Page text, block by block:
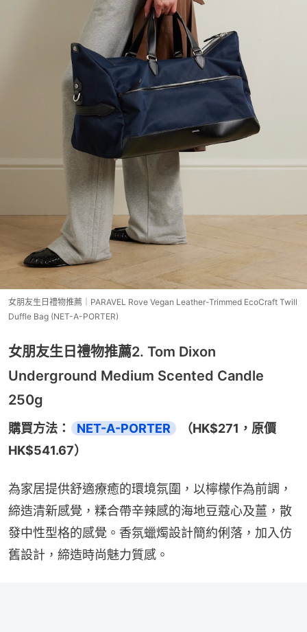
女朋友生日禮物推薦｜PARAVEL Rove Vegan Leather-Trimmed EcoCraft Twill
Duffle Bag (NET-A-PORTER)
女朋友生日禮物推薦2. Tom Dixon
Underground Medium Scented Candle
250g
購買方法： NET-A-PORTER
（HK$271，原價
HK$541.67）
為家居提供舒適療癒的環境氛圍，以檸檬作為前調，
締造清新感覺，糅合帶辛辣感的海地豆蔻心及薑，散
發中性型格的感覺。香氛蠟燭設計簡約俐落，加入仿
舊設計，締造時尚魅力質感。